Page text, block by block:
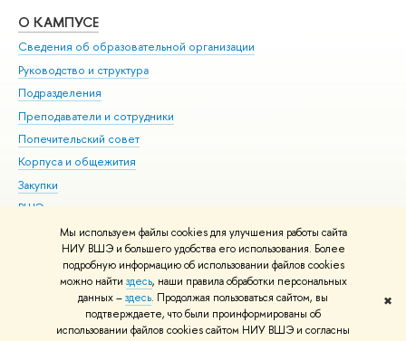
Мы используем файлы cookies для улучшения работы сайта
НИУ ВШЭ и большего удобства его использования. Более
подробную информацию об использовании файлов cookies
можно найти здесь, наши правила обработки персональных
данных –здесь. Продолжая пользоваться сайтом, вы
подтверждаете, что были проинформированы об
использовании файлов cookies сайтом НИУ ВШЭ и согласны
✖
О КАМПУСЕ
Сведения об образовательной организации
Руководство и структура
Подразделения
Преподаватели и сотрудники
Попечительский совет
Корпуса и общежития
Закупки
ВШЭ для студентов с ограниченными возможностями
здоровья и инвалидностью
Версия для слабовидящих
Единая платежная страница
© НИУ ВШЭ 1993–2026 Адреса и контакты Условия использования